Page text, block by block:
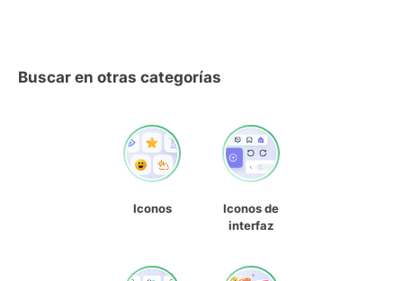
Buscar en otras categorías
Iconos
Iconos de
interfaz